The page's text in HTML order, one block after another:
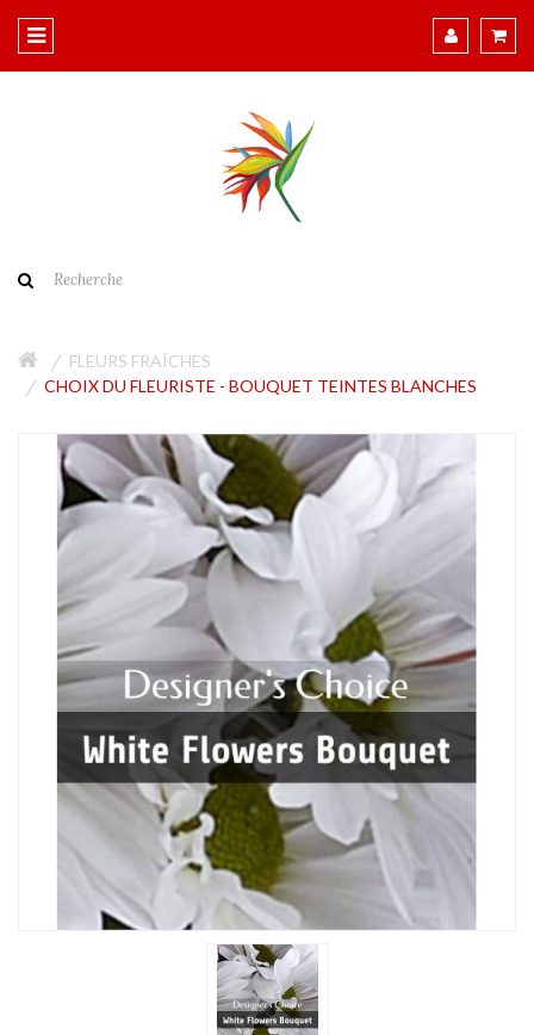
FLEURS FRAÎCHES
CHOIX DU FLEURISTE - BOUQUET TEINTES BLANCHES